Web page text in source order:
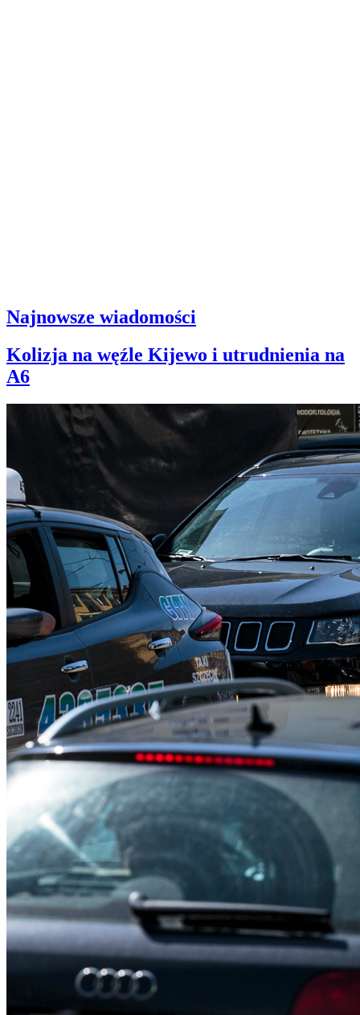
Najnowsze wiadomości
Kolizja na węźle Kijewo i utrudnienia na
A6